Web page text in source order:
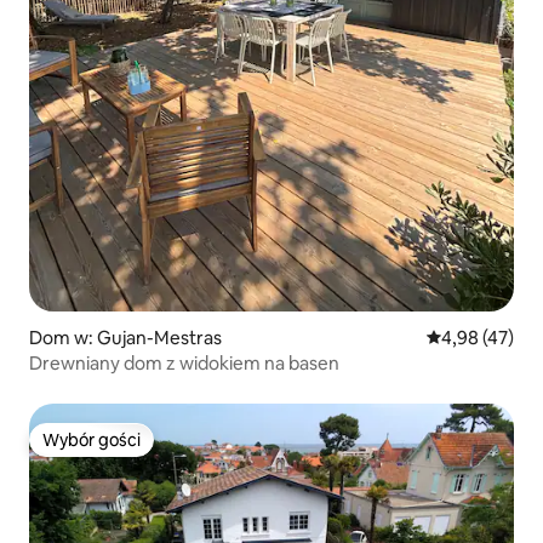
Dom w: Gujan-Mestras Średnia
4,98 (47)
Drewniany dom z widokiem na basen
Wybór gości
Wybór gości